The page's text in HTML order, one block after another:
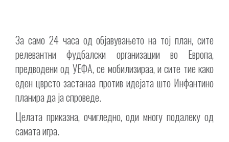
За само 24 часа од објавувањето на тој план, сите
релевантни фудбалски организации во Европа,
предводени од УЕФА, се мобилизираа, и сите тие како
еден цврсто застанаа против идејата што Инфантино
планира да ја спроведе.
Целата приказна, очигледно, оди многу подалеку од
самата игра.